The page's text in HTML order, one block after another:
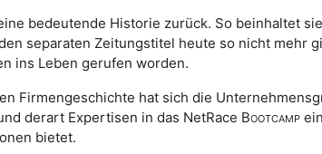
bedeutende Historie zurück. So beinhaltet
separaten Zeitungstitel heute so nicht mehr
ins Leben gerufen worden.
Firmengeschichte hat sich die
derart Expertisen in das NetRace Bootcamp
bietet.